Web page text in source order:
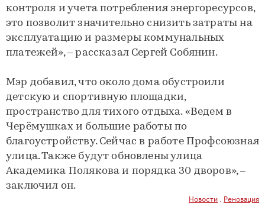
контроля и учета потребления энергоресурсов,
это позволит значительно снизить затраты на
эксплуатацию и размеры коммунальных
платежей», – рассказал Сергей Собянин.
Мэр добавил, что около дома обустроили
детскую и спортивную площадки,
пространство для тихого отдыха. «Ведем в
Черёмушках и большие работы по
благоустройству. Сейчас в работе Профсоюзная
улица. Также будут обновлены улица
Академика Полякова и порядка 30 дворов», –
заключил он.
Новости Реновация